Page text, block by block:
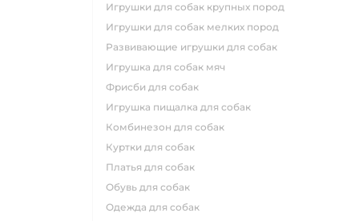
игрушки для собак крупных пород
игрушки для собак мелких пород
развивающие игрушки для собак
игрушка для собак мяч
фрисби для собак
игрушка пищалка для собак
комбинезон для собак
куртки для собак
платья для собак
обувь для собак
одежда для собак